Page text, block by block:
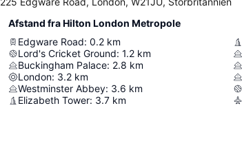
Afstand fra Hilton London Metropole
Edgware Road: 0.2 km
Lord's Cricket Ground: 1.2 km
Buckingham Palace: 2.8 km
London: 3.2 km
Westminster Abbey: 3.6 km
Elizabeth Tower: 3.7 km